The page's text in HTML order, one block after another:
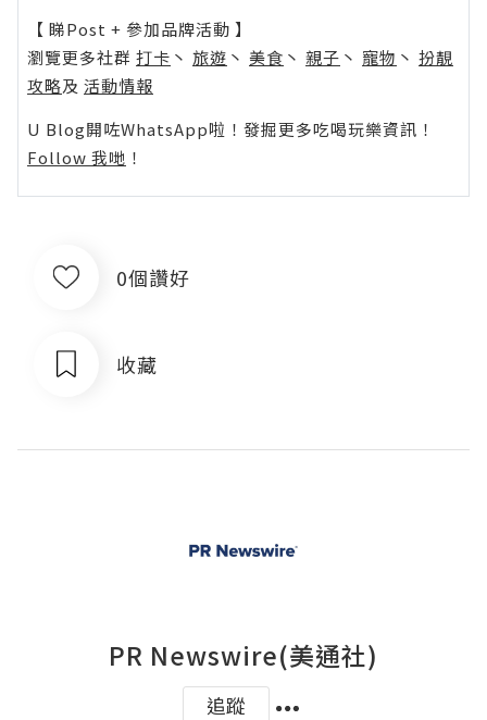
【 睇Post + 參加品牌活動 】
瀏覽更多社群 打卡 丶 旅遊 丶 美食 丶 親子 丶 寵物 丶 扮靚
攻略及 活動情報
U Blog開咗WhatsApp啦！發掘更多吃喝玩樂資訊！
Follow 我哋 ！
0個讚好
收藏
PR Newswire(美通社)
追蹤